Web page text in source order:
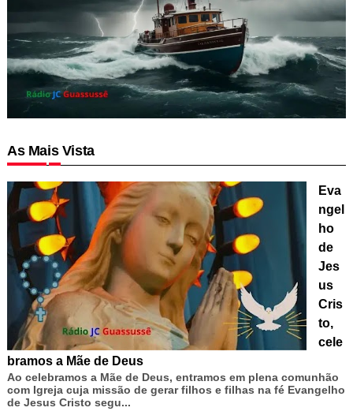
As Mais Vista
Eva
ngel
ho
de
Jes
us
Cris
to,
cele
bramos a Mãe de Deus
Ao celebramos a Mãe de Deus, entramos em plena comunhão
com Igreja cuja missão de gerar filhos e filhas na fé Evangelho
de Jesus Cristo segu...